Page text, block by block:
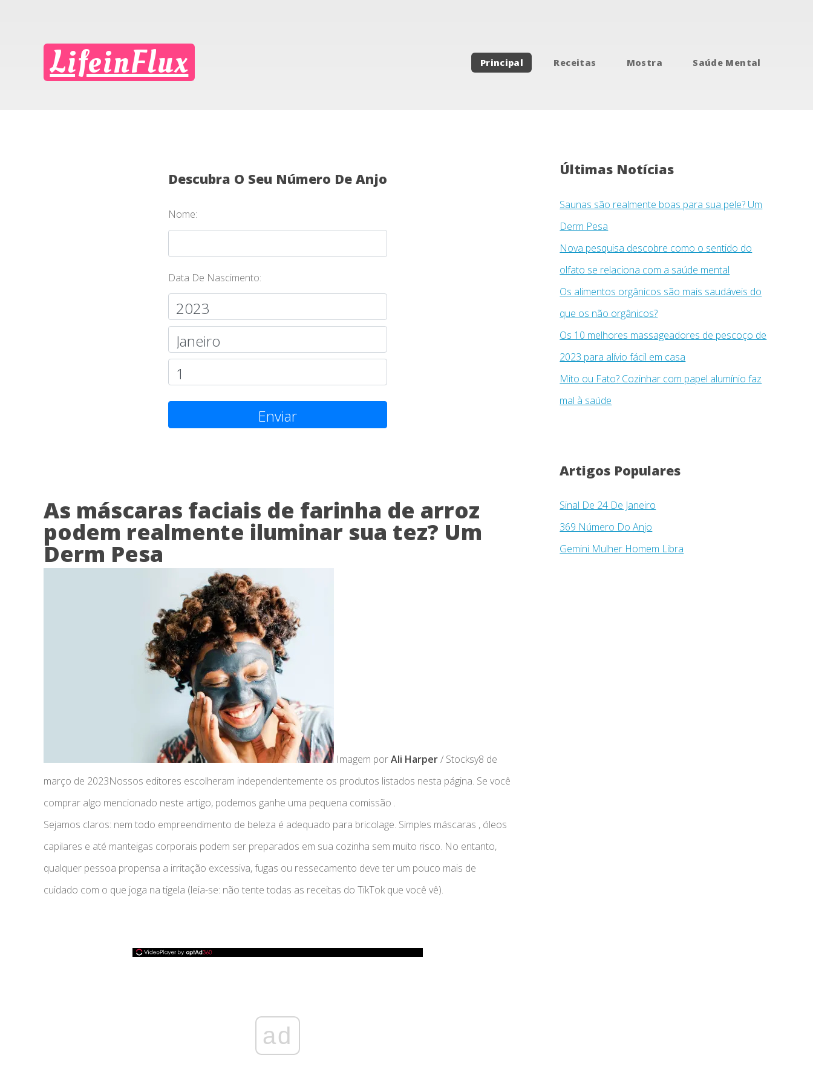
LifeinFlux Principal Receitas Mostra Saúde Mental
Descubra O Seu Número De Anjo
Nome:
Data De Nascimento:
Enviar
As máscaras faciais de farinha de arroz
podem realmente iluminar sua tez? Um
Derm Pesa
Imagem porAli Harper/ Stocksy8 de
março de 2023Nossos editores escolheram independentemente os produtos listados nesta página. Se você
comprar algo mencionado neste artigo, podemos ganhe uma pequena comissão .
Sejamos claros: nem todo empreendimento de beleza é adequado para bricolage. Simples máscaras , óleos
capilares e até manteigas corporais podem ser preparados em sua cozinha sem muito risco. No entanto,
qualquer pessoa propensa a irritação excessiva, fugas ou ressecamento deve ter um pouco mais de
cuidado com o que joga na tigela (leia-se: não tente todas as receitas do TikTok que você vê).
ad
Últimas Notícias
Saunas são realmente boas para sua pele? Um
Derm Pesa
Nova pesquisa descobre como o sentido do
olfato se relaciona com a saúde mental
Os alimentos orgânicos são mais saudáveis ​​do
que os não orgânicos?
Os 10 melhores massageadores de pescoço de
2023 para alívio fácil em casa
Mito ou Fato? Cozinhar com papel alumínio faz
mal à saúde
Artigos Populares
Sinal De 24 De Janeiro
369 Número Do Anjo
Gemini Mulher Homem Libra